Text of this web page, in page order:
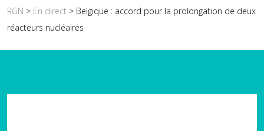
RGN > En direct > Belgique : accord pour la prolongation de deux
réacteurs nucléaires